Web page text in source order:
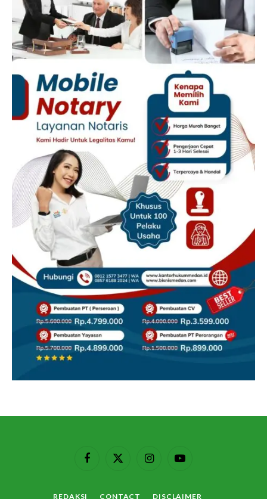
FacebookX
InstagramYouTube
REDAKSI CONTACT DISCLAIMER